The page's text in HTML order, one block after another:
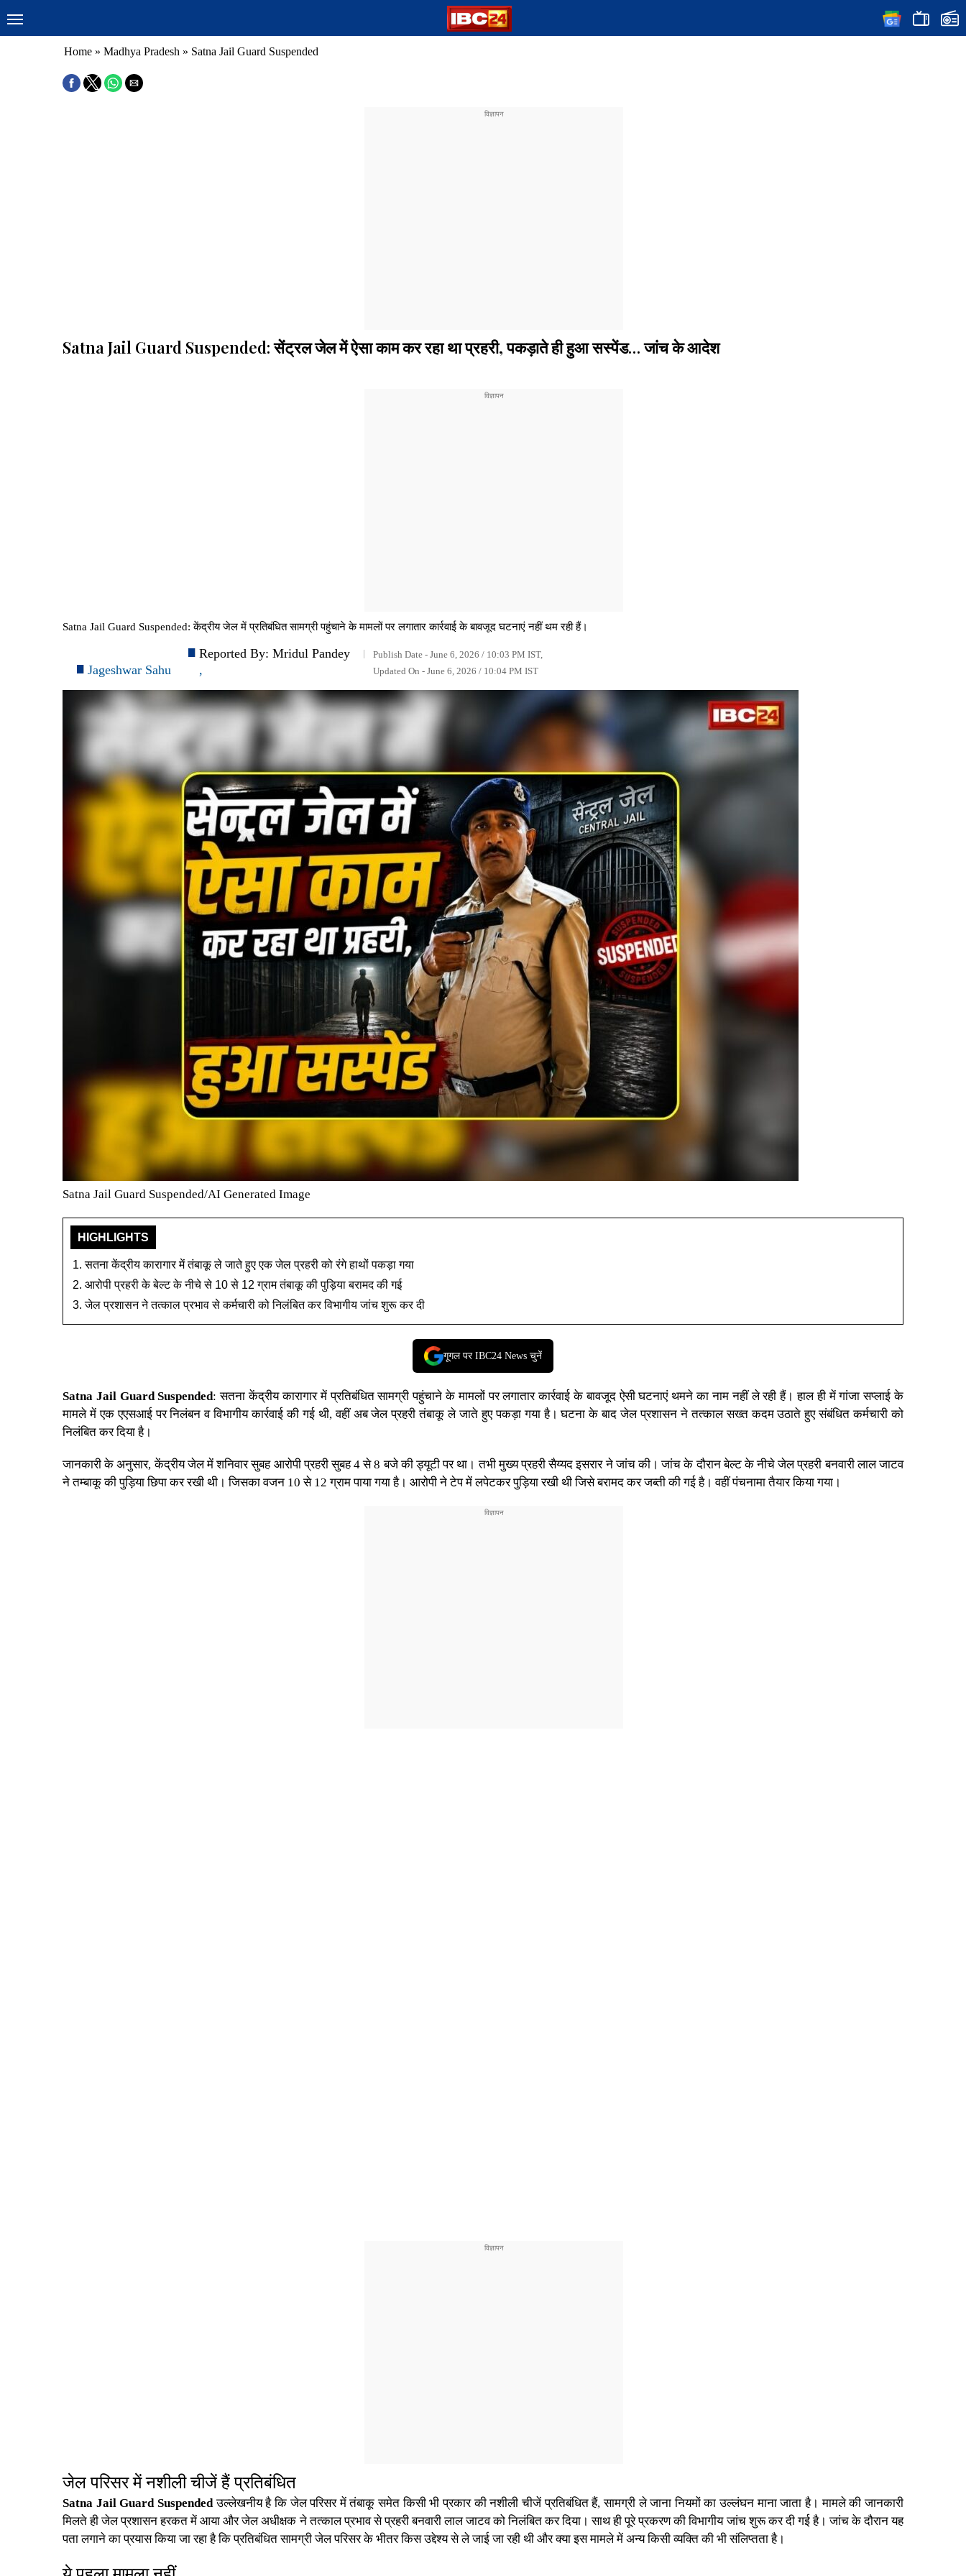
Home » Madhya Pradesh » Satna Jail Guard Suspended
Satna Jail Guard Suspended: सेंट्रल जेल में ऐसा काम कर रहा था प्रहरी, पकड़ाते ही हुआ सस्पेंड… जांच के आदेश
Satna Jail Guard Suspended: केंद्रीय जेल में प्रतिबंधित सामग्री पहुंचाने के मामलों पर लगातार कार्रवाई के बावजूद घटनाएं नहीं थम रही हैं।
Jageshwar Sahu
Reported By: Mridul Pandey
,
Publish Date - June 6, 2026 / 10:03 PM IST,
Updated On - June 6, 2026 / 10:04 PM IST
Satna Jail Guard Suspended/AI Generated Image
HIGHLIGHTS
सतना केंद्रीय कारागार में तंबाकू ले जाते हुए एक जेल प्रहरी को रंगे हाथों पकड़ा गया
आरोपी प्रहरी के बेल्ट के नीचे से 10 से 12 ग्राम तंबाकू की पुड़िया बरामद की गई
जेल प्रशासन ने तत्काल प्रभाव से कर्मचारी को निलंबित कर विभागीय जांच शुरू कर दी
गूगल पर IBC24 News चुनें
Satna Jail Guard Suspended:सतनाकेंद्रीय कारागारमें प्रतिबंधित सामग्री पहुंचाने के मामलों पर लगातार कार्रवाई के बावजूद ऐसी घटनाएं थमने का नाम नहीं ले रही हैं। हाल ही में गांजा सप्लाई के
मामले में एक एएसआई पर निलंबन व विभागीय कार्रवाई की गई थी, वहीं अब जेल प्रहरी तंबाकू ले जाते हुए पकड़ा गया है। घटना के बाद जेल प्रशासन ने तत्काल सख्त कदम उठाते हुए संबंधित कर्मचारी को
निलंबित कर दिया है।
जानकारी के अनुसार,केंद्रीय जेलमें शनिवार सुबह आरोपी प्रहरी सुबह 4 से 8 बजे की ड्यूटी पर था। तभी मुख्य प्रहरी सैय्यद इसरार ने जांच की। जांच के दौरान बेल्ट के नीचे जेल प्रहरी बनवारी लाल जाटव
ने तम्बाकू की पुड़िया छिपा कर रखी थी। जिसका वजन 10 से 12 ग्राम पाया गया है। आरोपी ने टेप में लपेटकर पुड़िया रखी थी जिसे बरामद कर जब्ती की गई है। वहीं पंचनामा तैयार किया गया।
जेलपरिसर में नशीली चीजें हैं प्रतिबंधित
Satna Jail Guard Suspendedउल्लेखनीय है किजेलपरिसर में तंबाकू समेत किसी भी प्रकार की नशीली चीजें प्रतिबंधित हैं, सामग्री ले जाना नियमों का उल्लंघन माना जाता है। मामले की जानकारी
मिलते ही जेल प्रशासन हरकत में आया और जेल अधीक्षक ने तत्काल प्रभाव से प्रहरी बनवारी लाल जाटव को निलंबित कर दिया। साथ ही पूरे प्रकरण की विभागीय जांच शुरू कर दी गई है। जांच के दौरान यह
पता लगाने का प्रयास किया जा रहा है कि प्रतिबंधित सामग्री जेल परिसर के भीतर किस उद्देश्य से ले जाई जा रही थी और क्या इस मामले में अन्य किसी व्यक्ति की भी संलिप्तता है।